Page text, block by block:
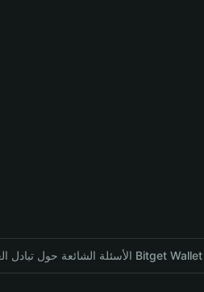
الأسئلة الشائعة حول تبادل العملات المشفرة باستخدام محفظة Bitget Wallet